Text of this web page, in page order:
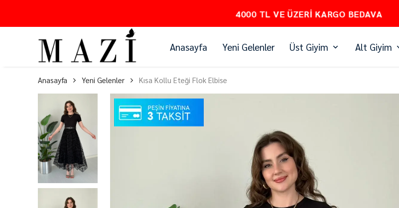
PEŞİN FİYATINA 3 TAKSİT
Anasayfa Yeni Gelenler Üst Giyim Alt Giyim
Anasayfa Yeni Gelenler Kısa Kollu Eteği Flok Elbise